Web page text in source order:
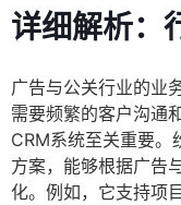
详细解析：
广告与公关行业的业
需要频繁的客户沟通
CRM系统至关重要。
方案，能够根据广告
化。例如，它支持项